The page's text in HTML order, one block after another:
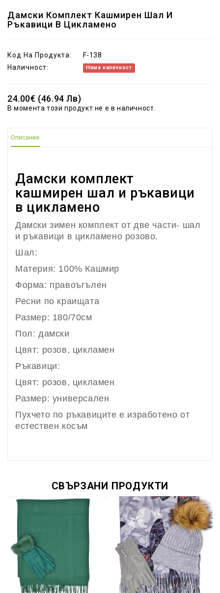
Дамски Комплект Кашмирен Шал И
Ръкавици В Цикламено
Код На Продукта:
F-138
Наличност:
Няма наличност
24.00€ (46.94 Лв)
В момента този продукт не е в наличност.
Описание
Дамски комплект
кашмирен шал и ръкавици
в цикламено
Дамски зимен комплект от две части- шал
и ръкавици в цикламено розово.
Шал:
Материя: 100% Кашмир
Форма: правоъгълен
Ресни по краищата
Размер: 180/70см
Пол: дамски
Цвят: розов, цикламен
Ръкавици:
Цвят: розов, цикламен
Размер: универсален
Пухчето по ръкавиците е изработено от
естествен косъм
СВЪРЗАНИ ПРОДУКТИ